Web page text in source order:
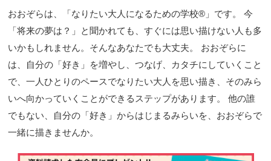
おおぞらは、「なりたい大人になるための学校®」です。 今
「将来の夢は？」と聞かれても、すぐには思い描けない人も多
いかもしれません。そんなあなたでも大丈夫。 おおぞらに
は、自分の「好き」を増やし、つなげ、カタチにしていくこと
で、一人ひとりのペースでなりたい大人を思い描き、そのみら
いへ向かっていくことができるステップがあります。 他の誰
でもない、自分の「好き」からはじまるみらいを、おおぞらで
一緒に描きませんか。